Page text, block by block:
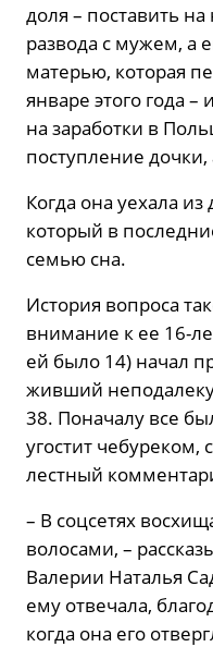
доля – поставить
развода с мужем, а
матерью, которая
январе этого года
на заработки в
поступление
Когда она уехала
который в
семью сна.
История вопроса
внимание к ее 16-
ей было 14) начал
живший
38. Поначалу все
угостит чебуреком,
лестный
– В соцсетях
волосами, –
Валерии Наталья
ему отвечала,
когда она его